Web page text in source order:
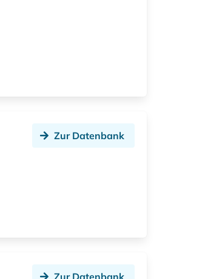
Zur Datenbank